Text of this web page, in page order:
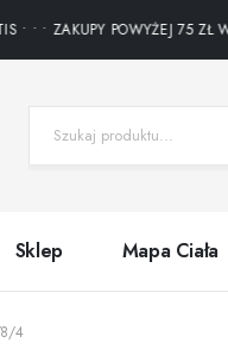
• ZAKUPY POWYŻEJ 75 ZŁ
Sklep Mapa Ciała
4